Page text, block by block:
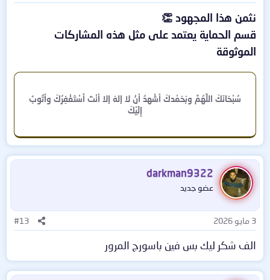
نثمن هذا المجهود 👏
قسم الحماية يعتمد على مثل هذه المشاركات
الموثوقة
سُبْحَانَكَ اللَّهُمَّ وبَحَمْدكَ أشْهدُ أنْ لا إلهَ إلا أنْتَ أَسْتَغْفِرُكَ وأتُوبُ
إِلَيْكَ
darkman9322
عضو جديد
3 مايو 2026 #13
الف شكر ليك بس فين باسورج المرور